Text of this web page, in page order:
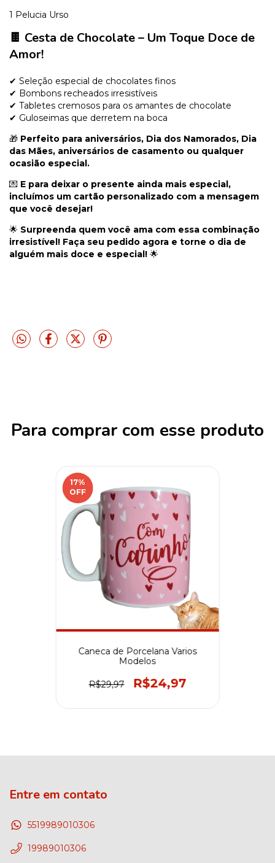
1 Pelucia Urso
🍫 Cesta de Chocolate – Um Toque Doce de
Amor!
✔ Seleção especial de chocolates finos
✔ Bombons recheados irresistíveis
✔ Tabletes cremosos para os amantes de chocolate
✔ Guloseimas que derretem na boca
🎁 Perfeito para aniversários, Dia dos Namorados, Dia
das Mães, aniversários de casamento ou qualquer
ocasião especial.
💌 E para deixar o presente ainda mais especial,
incluímos um cartão personalizado com a mensagem
que você desejar!
🌟 Surpreenda quem você ama com essa combinação
irresistível! Faça seu pedido agora e torne o dia de
alguém mais doce e especial! 🌟
Para comprar com esse produto
17%
OFF
Caneca de Porcelana Varios
Modelos
R$29,97 R$24,97
Entre em contato
5519989010306
19989010306